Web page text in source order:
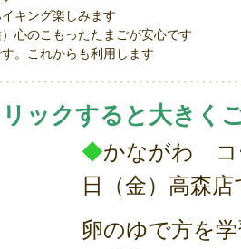
のハイキング楽しみます
心のこもったたまごが安心です
。これからも利用します
ックすると大きく
◆かながわ コ
日（金）高森
卵のゆで方を